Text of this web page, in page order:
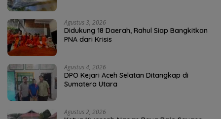
Agustus 3, 2026
Didukung 18 Daerah, Rahul Siap Bangkitkan
PNA dari Krisis
Agustus 4, 2026
DPO Kejari Aceh Selatan Ditangkap di
Sumatera Utara
Agustus 2, 2026